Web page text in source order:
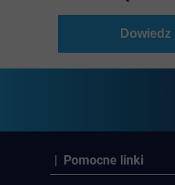
| Pomocne linki